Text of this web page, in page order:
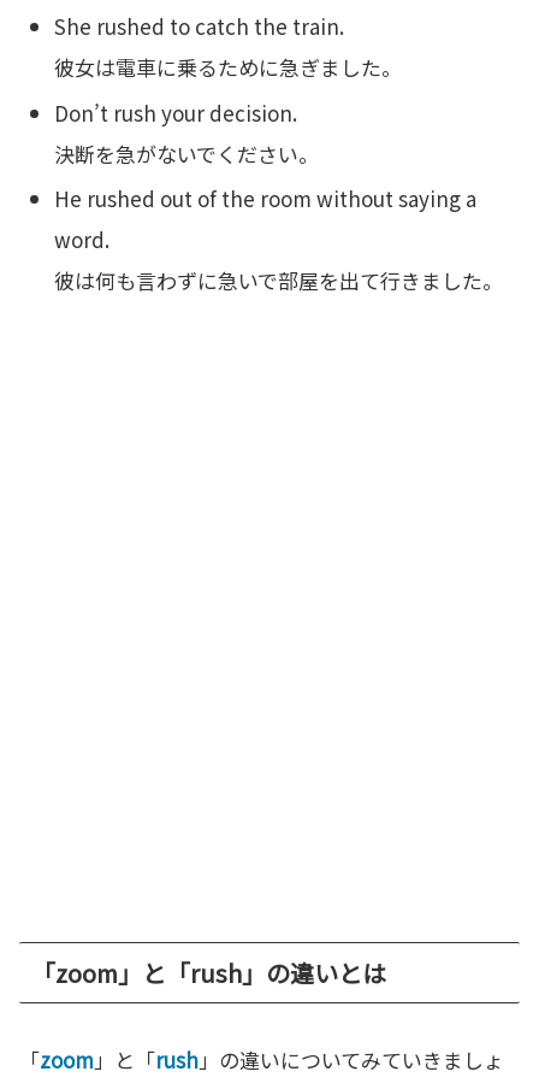
She rushed to catch the train.
彼女は電車に乗るために急ぎました。
Don’t rush your decision.
決断を急がないでください。
He rushed out of the room without saying a
word.
彼は何も言わずに急いで部屋を出て行きました。
「zoom」と「rush」の違いとは
「zoom」と「rush」の違いについてみていきましょ